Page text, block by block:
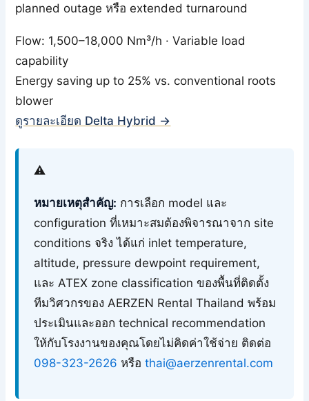
planned outage หรือ extended turnaround
Flow: 1,500–18,000 Nm³/h · Variable load
capability
Energy saving up to 25% vs. conventional roots
blower
ดูรายละเอียด Delta Hybrid →
⚠️
หมายเหตุสำคัญ: การเลือก model และ
configuration ที่เหมาะสมต้องพิจารณาจาก site
conditions จริง ได้แก่ inlet temperature,
altitude, pressure dewpoint requirement,
และ ATEX zone classification ของพื้นที่ติดตั้ง
ทีมวิศวกรของ AERZEN Rental Thailand พร้อม
ประเมินและออก technical recommendation
ให้กับโรงงานของคุณโดยไม่คิดค่าใช้จ่าย ติดต่อ
098-323-2626 หรือthai@aerzenrental.com